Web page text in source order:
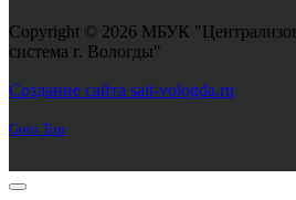
Copyright © 2026 МБУК
система г. Вологды"
Создание сайта sait-vologda.ru
Goto Top